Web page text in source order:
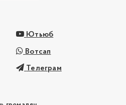
Ютьюб
Вотсап
Телеграм